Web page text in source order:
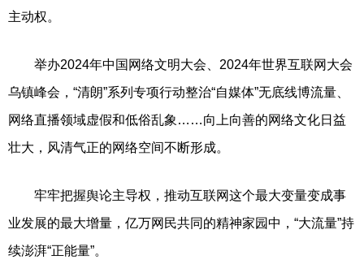
主动权。
举办2024年中国网络文明大会、2024年世界互联网大会
乌镇峰会，“清朗”系列专项行动整治“自媒体”无底线博流量、
网络直播领域虚假和低俗乱象……向上向善的网络文化日益
壮大，风清气正的网络空间不断形成。
牢牢把握舆论主导权，推动互联网这个最大变量变成事
业发展的最大增量，亿万网民共同的精神家园中，“大流量”持
续澎湃“正能量”。